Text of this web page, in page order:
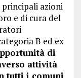
azioni
e di cura del
B ed ex
di
attività